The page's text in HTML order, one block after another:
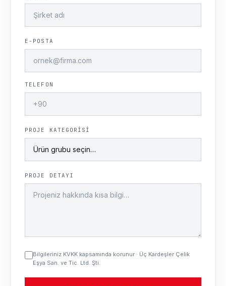
E-POSTA
TELEFON
PROJE KATEGORISI
PROJE DETAYI
Bilgileriniz KVKK kapsamında korunur · Üç Kardeşler Çelik
Eşya San. ve Tic. Ltd. Şti.